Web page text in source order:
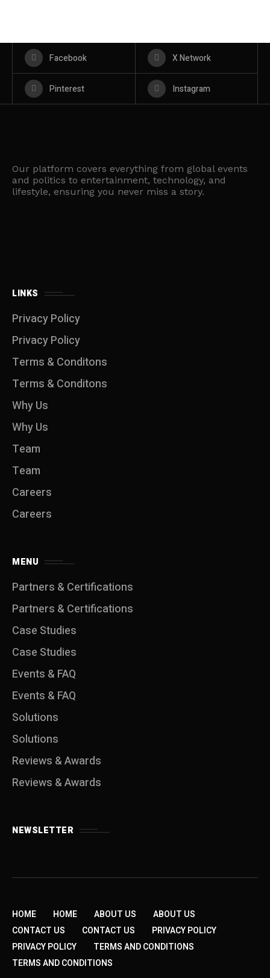
Facebook X Network
Pinterest Instagram
Our platform covers everything from global events
and politics to entertainment, technology, and
lifestyle, ensuring you never miss a story.
LINKS
Privacy Policy
Privacy Policy
Terms & Conditons
Terms & Conditons
Why Us
Why Us
Team
Team
Careers
Careers
MENU
Partners & Certifications
Partners & Certifications
Case Studies
Case Studies
Events & FAQ
Events & FAQ
Solutions
Solutions
Reviews & Awards
Reviews & Awards
NEWSLETTER
HOME HOME ABOUT US
ABOUT US
CONTACT US
CONTACT US
PRIVACY POLICY
PRIVACY POLICY
TERMS AND CONDITIONS
TERMS AND CONDITIONS